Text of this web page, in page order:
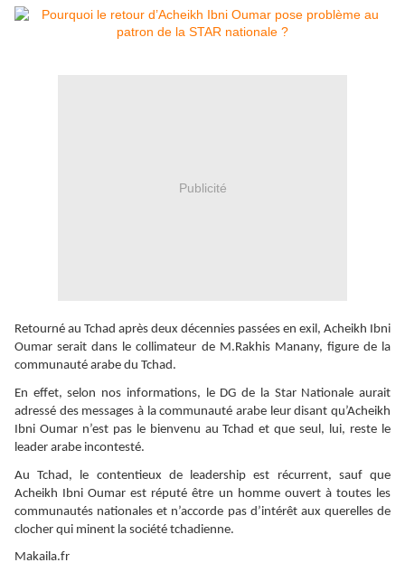
Publicité
Retourné au Tchad après deux décennies passées en exil, Acheikh Ibni
Oumar serait dans le collimateur de M.Rakhis Manany, figure de la
communauté arabe du Tchad.
En effet, selon nos informations, le DG de la Star Nationale aurait
adressé des messages à la communauté arabe leur disant qu’Acheikh
Ibni Oumar n’est pas le bienvenu au Tchad et que seul, lui, reste le
leader arabe incontesté.
Au Tchad, le contentieux de leadership est récurrent, sauf que
Acheikh Ibni Oumar est réputé être un homme ouvert à toutes les
communautés nationales et n’accorde pas d’intérêt aux querelles de
clocher qui minent la société tchadienne.
Makaila.fr